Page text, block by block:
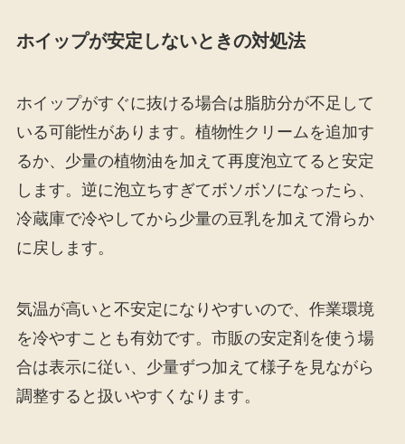
ホイップが安定しないときの対処法
ホイップがすぐに抜ける場合は脂肪分が不足して
いる可能性があります。植物性クリームを追加す
るか、少量の植物油を加えて再度泡立てると安定
します。逆に泡立ちすぎてボソボソになったら、
冷蔵庫で冷やしてから少量の豆乳を加えて滑らか
に戻します。
気温が高いと不安定になりやすいので、作業環境
を冷やすことも有効です。市販の安定剤を使う場
合は表示に従い、少量ずつ加えて様子を見ながら
調整すると扱いやすくなります。